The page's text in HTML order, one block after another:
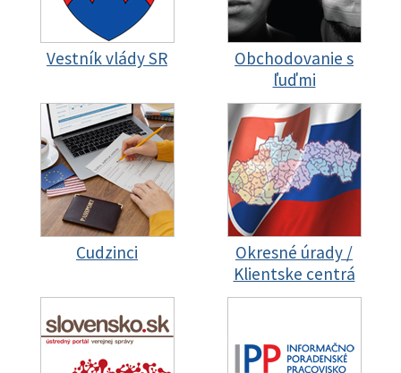
Vestník vlády SR
Obchodovanie s
ľuďmi
Cudzinci
Okresné úrady /
Klientske centrá